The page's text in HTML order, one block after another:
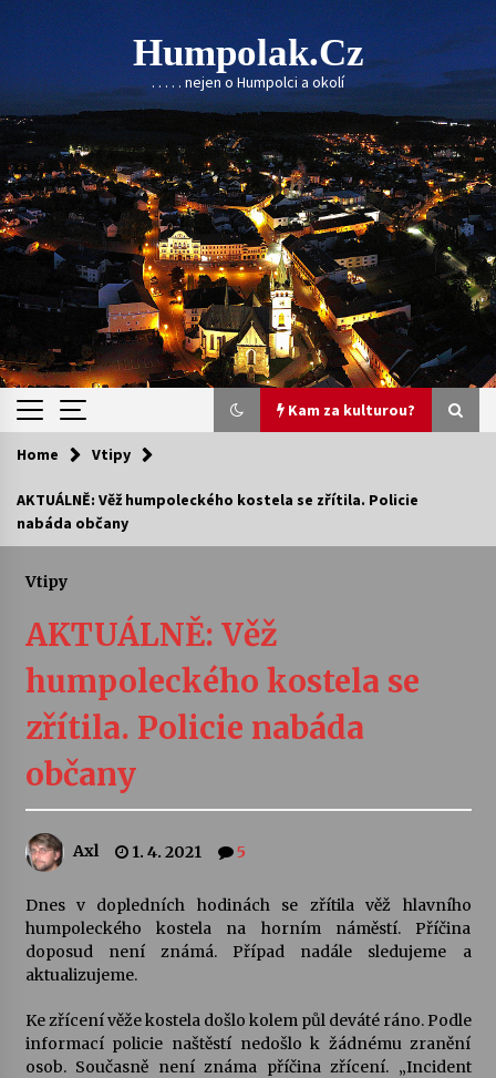
Skip
to
content
Humpolak.cz
. . . . . nejen o Humpolci a okolí
Kam za kulturou?
Kam za kulturou?
Vernisáž výstavy Josefíny Duškové: Stávám se
30. 7. 2026
Veselí muzikanti
šedesátka: 28. 7.–1. 8. 2026
Letní koncerty ve Stromovce: Kolchoz a
Jenakaši
Votavžatský ploty
23. 7. 2026
Home Vtipy
AKTUÁLNĚ: Věž humpoleckého kostela se zřítila. Policie
nabáda občany
Vtipy
AKTUÁLNĚ: Věž
humpoleckého kostela se
zřítila. Policie nabáda
občany
Axl 1. 4. 2021 5
Dnes v dopledních hodinách se zřítila věž hlavního
humpoleckého kostela na horním náměstí. Příčina
doposud není známá. Případ nadále sledujeme a
aktualizujeme.
Ke zřícení věže kostela došlo kolem půl deváté ráno. Podle
informací policie naštěstí nedošlo k žádnému zranění
osob. Současně není známa příčina zřícení. „Incident